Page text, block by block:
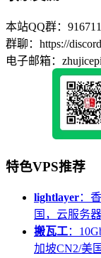
本站QQ群：
群聊：https://
电子邮箱：
特色VPS推荐
lightlayer：
国，云服务
搬瓦工：
加坡CN2/美